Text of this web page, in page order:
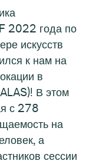
2022 года по
искусств
к нам на
в
В этом
с 278
на
а
сессии